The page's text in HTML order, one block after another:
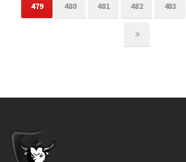
479 480 481 482 483